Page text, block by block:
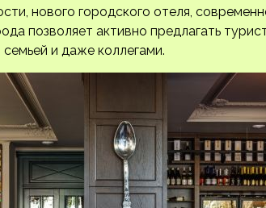
нового городского отеля,
позволяет активно предлагать
и даже коллегами.